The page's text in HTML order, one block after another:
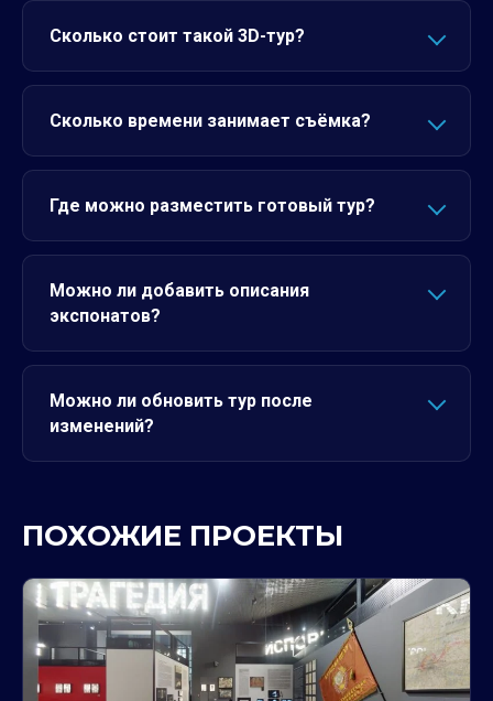
Сколько стоит такой 3D-тур?
Сколько времени занимает съёмка?
Где можно разместить готовый тур?
Можно ли добавить описания
экспонатов?
Можно ли обновить тур после
изменений?
ПОХОЖИЕ ПРОЕКТЫ